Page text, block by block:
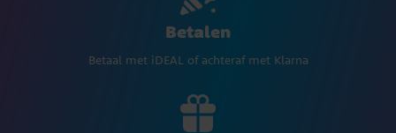
Betalen
Betaal met iDEAL of achteraf met Klarna